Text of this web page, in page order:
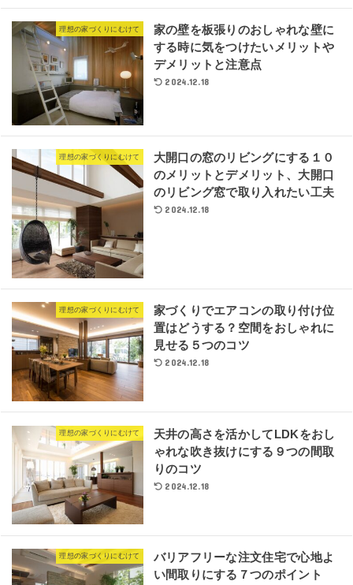
理想の家づくりにむけて
家の壁を板張りのおしゃれな壁に
する時に気をつけたいメリットや
デメリットと注意点
2024.12.18
理想の家づくりにむけて
大開口の窓のリビングにする１０
のメリットとデメリット、大開口
のリビング窓で取り入れたい工夫
2024.12.18
理想の家づくりにむけて
家づくりでエアコンの取り付け位
置はどうする？空間をおしゃれに
見せる５つのコツ
2024.12.18
理想の家づくりにむけて
天井の高さを活かしてLDKをおし
ゃれな吹き抜けにする９つの間取
りのコツ
2024.12.18
理想の家づくりにむけて
バリアフリーな注文住宅で心地よ
い間取りにする７つのポイント